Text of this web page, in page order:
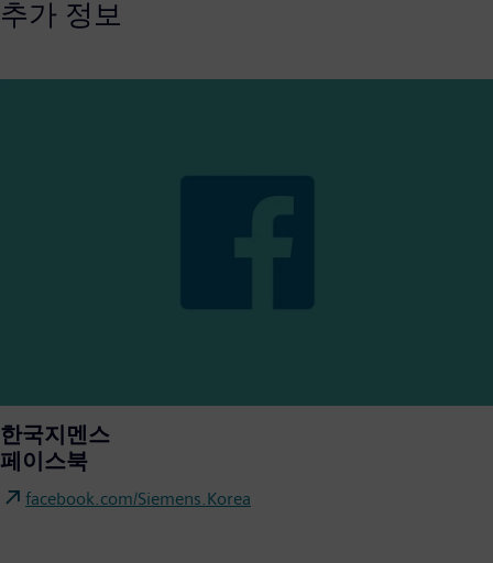
추가 정보
한국지멘스
페이스북
facebook.com/Siemens.Korea